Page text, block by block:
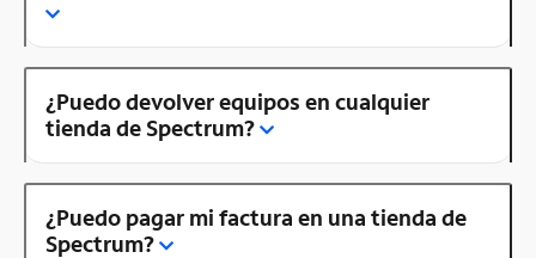
¿Puedo devolver equipos en cualquier
tienda de Spectrum?
¿Puedo pagar mi factura en una tienda de
Spectrum?